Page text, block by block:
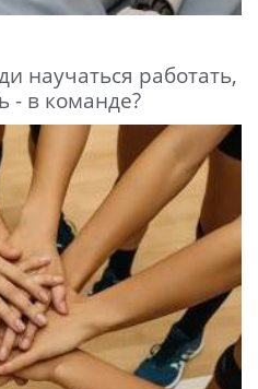
научаться работать,
- в команде?